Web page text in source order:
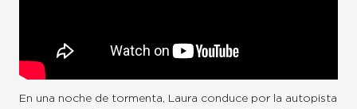
En una noche de tormenta, Laura conduce por la autopista